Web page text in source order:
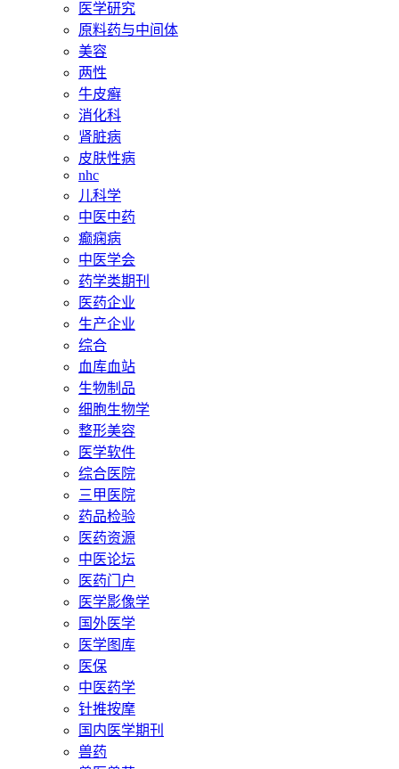
医学研究
原料药与中间体
美容
两性
牛皮癣
消化科
肾脏病
皮肤性病
nhc
儿科学
中医中药
癫痫病
中医学会
药学类期刊
医药企业
生产企业
综合
血库血站
生物制品
细胞生物学
整形美容
医学软件
综合医院
三甲医院
药品检验
医药资源
中医论坛
医药门户
医学影像学
国外医学
医学图库
医保
中医药学
针推按摩
国内医学期刊
兽药